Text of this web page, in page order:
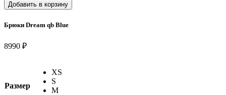
Добавить в корзину
Брюки Dream qb Blue
8990 ₽
Размер
XS
S
M